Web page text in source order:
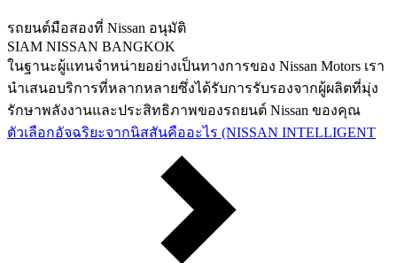
รถยนต์มือสองที่ Nissan อนุมัติ
SIAM NISSAN BANGKOK
ในฐานะผู้แทนจำหน่ายอย่างเป็นทางการของ Nissan Motors เรา
นำเสนอบริการที่หลากหลายซึ่งได้รับการรับรองจากผู้ผลิตที่มุ่ง
รักษาพลังงานและประสิทธิภาพของรถยนต์ Nissan ของคุณ
ตัวเลือกอัจฉริยะจากนิสสันคืออะไร (NISSAN INTELLIGENT